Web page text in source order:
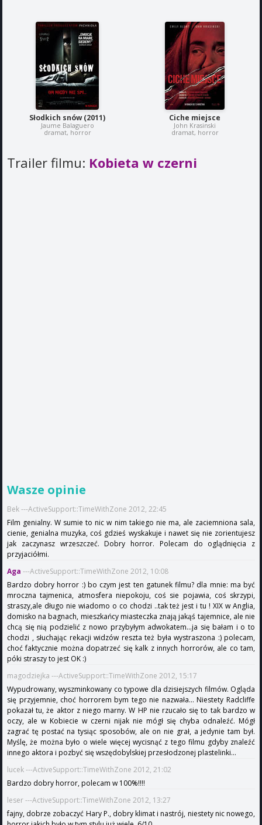
Słodkich snów (2011)
Jaume Balaguero
dramat, horror
Ciche miejsce
John Krasinski
dramat, horror
Trailer filmu: Kobieta w czerni
Wasze opinie
Bek ---ActiveSupport::TimeWithZone 2012, 22:45
Film genialny. W sumie to nic w nim takiego nie ma, ale zaciemniona sala,
cienie, genialna muzyka, coś gdzieś wyskakuje i nawet się nie zorientujesz
jak zaczynasz wrzeszczeć. Dobry horror. Polecam do oglądnięcia z
przyjaciółmi.
Aga ---ActiveSupport::TimeWithZone 2012, 10:08
Bardzo dobry horror :) bo czym jest ten gatunek filmu? dla mnie: ma być
mroczna tajmenica, atmosfera niepokoju, coś sie pojawia, coś skrzypi,
straszy,ale długo nie wiadomo o co chodzi ..tak też jest i tu ! XIX w Anglia,
domisko na bagnach, mieszkańcy miasteczka znają jakąś tajemnice, ale nie
chcą się nią podzielić z nowo przybyłym adwokatem...ja się bałam i o to
chodzi , słuchając rekacji widzów reszta też była wystraszona :) polecam,
choć faktycznie można dopatrzeć się kalk z innych horrorów, ale co tam,
póki straszy to jest OK :)
magodziejka ---ActiveSupport::TimeWithZone 2012, 15:17
Wypudrowany, wyszminkowany co typowe dla dzisiejszych filmów. Ogląda
się przyjemnie, choć horrorem bym tego nie nazwała... Niestety Radcliffe
pokazał tu, że aktor z niego marny. W HP nie rzucało się to tak bardzo w
oczy, ale w Kobiecie w czerni nijak nie mógł się chyba odnaleźć. Mógł
zagrać tę postać na tysiąc sposobów, ale on nie grał, a jedynie tam był.
Myślę, że można było o wiele więcej wycisnąć z tego filmu gdyby znaleźć
innego aktora i pozbyć się wszędobylskiej przesłodzonej plastelinki...
lucek ---ActiveSupport::TimeWithZone 2012, 21:02
Bardzo dobry horror, polecam w 100%!!!!
leser ---ActiveSupport::TimeWithZone 2012, 13:27
fajny, dobrze zobaczyć Hary P., dobry klimat i nastrój, niestety nic nowego,